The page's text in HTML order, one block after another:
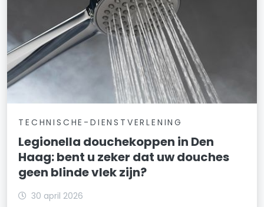
TECHNISCHE-DIENSTVERLENING
Legionella douchekoppen in Den
Haag: bent u zeker dat uw douches
geen blinde vlek zijn?
30 april 2026